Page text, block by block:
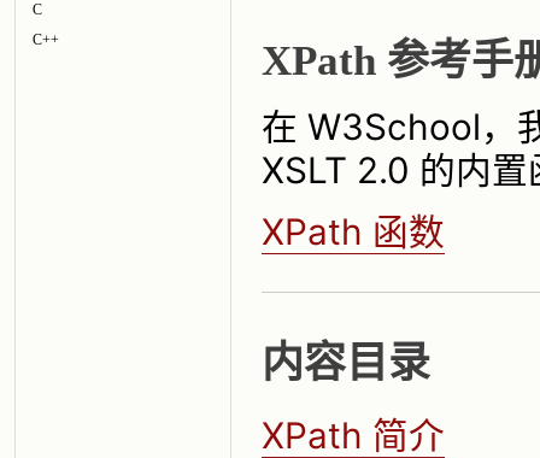
C
C++
XPath 参考手
在 W3School，
XSLT 2.0 的内
XPath 函数
内容目录
XPath 简介